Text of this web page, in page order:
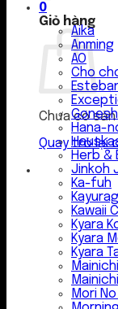
0
Giỏ hàng
Chưa có
Quay trở lại
Aika
Anming
AO
Cho
Gonesh
Hana-
Herb &
Jinkoh
Ka-fuh
Kawaii
Kyara
Kyara
Kyara
Mori